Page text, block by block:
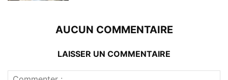
AUCUN COMMENTAIRE
LAISSER UN COMMENTAIRE